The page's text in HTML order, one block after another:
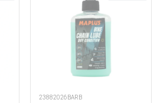
23882026BARB